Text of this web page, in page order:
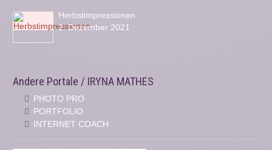
Herbstimpressionen
2. Dezember 2021
Andere Portale / IRYNA MATHES
PHOTO PRO
PORTFOLIO
INTERNET COACH